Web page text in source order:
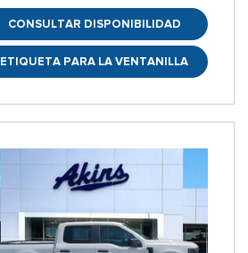
CONSULTAR DISPONIBILIDAD
ETIQUETA PARA LA VENTANILLA